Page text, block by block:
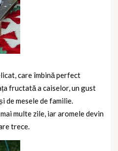
care îmbină perfect
fructată a caiselor, un gust
de mesele de familie.
multe zile, iar aromele devin
trece.